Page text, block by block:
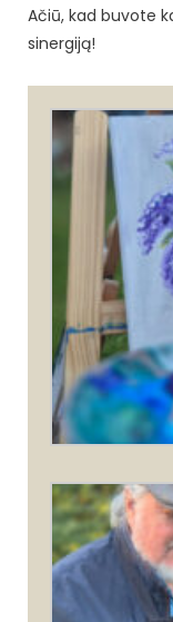
Ačiū, kad buvote
sinergiją!